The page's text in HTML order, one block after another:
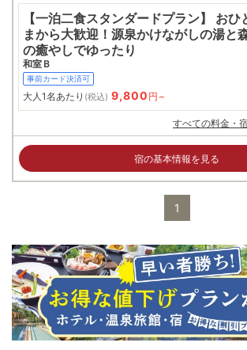
【一泊二食スタンダードプラン】 おひ
まから大歓迎！源泉かけながしの湯と
の癒やしでゆったり
和室Ｂ
事前カード決済可
大人1名あたり (税込) 9,800 円~
すべての料金・
宿の基本情報を見る
1